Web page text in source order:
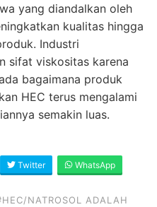
yang diandalkan oleh
kualitas hingga
Industri
sifat viskositas karena
bagaimana produk
HEC terus mengalami
semakin luas.
Twitter WhatsApp
NATROSOL ADALAH